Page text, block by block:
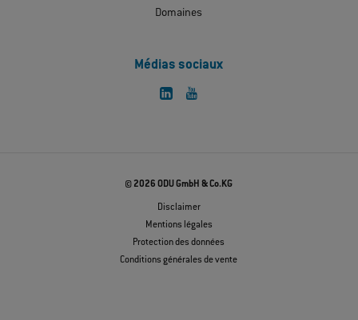
Domaines
Médias sociaux
© 2026 ODU GmbH & Co.KG
Disclaimer
Mentions légales
Protection des données
Conditions générales de vente